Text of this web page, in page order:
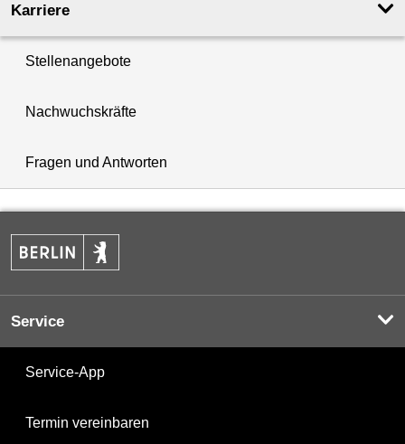
Karriere
Stellenangebote
Nachwuchskräfte
Fragen und Antworten
Service
Service-App
Termin vereinbaren